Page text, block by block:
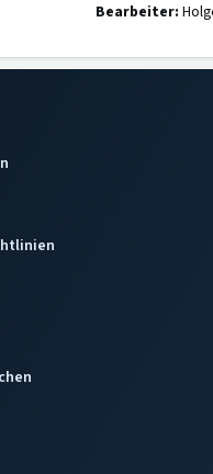
Bearbeiter: